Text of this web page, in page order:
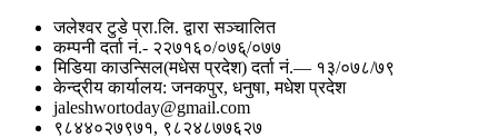
जलेश्वर टुडे प्रा.लि. द्वारा सञ्चालित
कम्पनी दर्ता नं.- २२७१६०/०७६्/०७७
मिडिया काउन्सिल(मधेस प्रदेश) दर्ता नं.— १३/०७८/७९
केन्द्रीय कार्यालय: जनकपुर, धनुषा, मधेश प्रदेश
jaleshwortoday@gmail.com
९८४४०२७९७१, ९८२४८७७६२७